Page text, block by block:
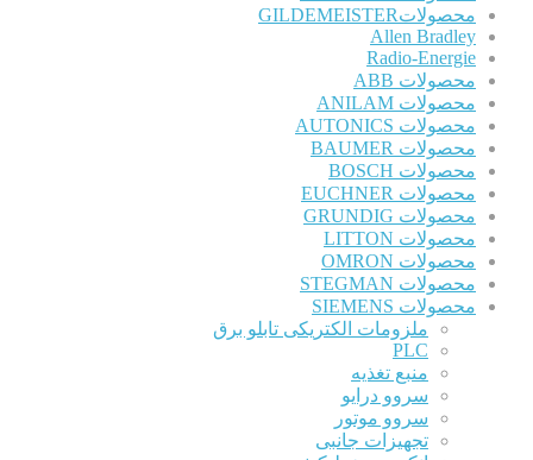
محصولاتGILDEMEISTER
Allen Bradley
Radio-Energie
محصولات ABB
محصولات ANILAM
محصولات AUTONICS
محصولات BAUMER
محصولات BOSCH
محصولات EUCHNER
محصولات GRUNDIG
محصولات LITTON
محصولات OMRON
محصولات STEGMAN
محصولات SIEMENS
ملزومات الکتریکی تابلو برق
PLC
منبع تغذیه
سروو درایو
سروو موتور
تجهیزات جانبی